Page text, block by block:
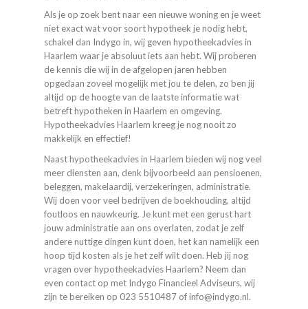
Als je op zoek bent naar een nieuwe woning en je weet
niet exact wat voor soort hypotheek je nodig hebt,
schakel dan Indygo in, wij geven hypotheekadvies in
Haarlem waar je absoluut iets aan hebt. Wij proberen
de kennis die wij in de afgelopen jaren hebben
opgedaan zoveel mogelijk met jou te delen, zo ben jij
altijd op de hoogte van de laatste informatie wat
betreft hypotheken in Haarlem en omgeving.
Hypotheekadvies Haarlem kreeg je nog nooit zo
makkelijk en effectief!
Naast hypotheekadvies in Haarlem bieden wij nog veel
meer diensten aan, denk bijvoorbeeld aan pensioenen,
beleggen, makelaardij, verzekeringen, administratie.
Wij doen voor veel bedrijven de boekhouding, altijd
foutloos en nauwkeurig. Je kunt met een gerust hart
jouw administratie aan ons overlaten, zodat je zelf
andere nuttige dingen kunt doen, het kan namelijk een
hoop tijd kosten als je het zelf wilt doen. Heb jij nog
vragen over hypotheekadvies Haarlem? Neem dan
even contact op met Indygo Financieel Adviseurs, wij
zijn te bereiken op 023 5510487 of info@indygo.nl.